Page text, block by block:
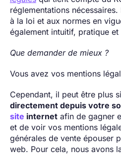
réglementations
à la loi et aux normes en
également intuitif, pratique et
Que demander de mieux ?
Vous avez vos mentions
Cependant, il peut être plus
directement depuis votre
site internet afin de gagner
et de voir vos mentions
générales de vente épouser
web. Pour cela, nous avons